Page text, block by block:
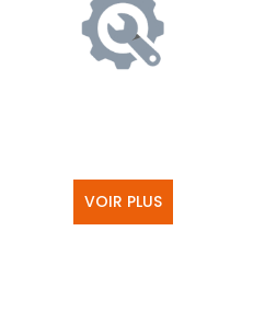
VOIR PLUS